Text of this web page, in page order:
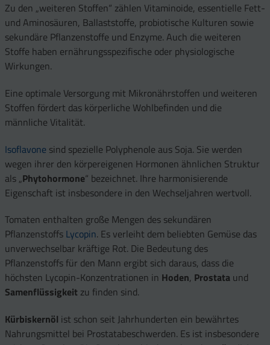
Zu den „weiteren Stoffen“ zählen Vitaminoide, essentielle Fett-
und Aminosäuren, Ballaststoffe, probiotische Kulturen sowie
sekundäre Pflanzenstoffe und Enzyme. Auch die weiteren
Stoffe haben ernährungsspezifische oder physiologische
Wirkungen.
Eine optimale Versorgung mit Mikronährstoffen und weiteren
Stoffen fördert das körperliche Wohlbefinden und die
männliche Vitalität.
Isoflavone sind spezielle Polyphenole aus Soja. Sie werden
wegen ihrer den körpereigenen Hormonen ähnlichen Struktur
als „Phytohormone“ bezeichnet. Ihre harmonisierende
Eigenschaft ist insbesondere in den Wechseljahren wertvoll.
Tomaten enthalten große Mengen des sekundären
Pflanzenstoffs Lycopin. Es verleiht dem beliebten Gemüse das
unverwechselbar kräftige Rot. Die Bedeutung des
Pflanzenstoffs für den Mann ergibt sich daraus, dass die
höchsten Lycopin-Konzentrationen in Hoden, Prostata und
Samenflüssigkeit zu finden sind.
Kürbiskernöl ist schon seit Jahrhunderten ein bewährtes
Nahrungsmittel bei Prostatabeschwerden. Es ist insbesondere